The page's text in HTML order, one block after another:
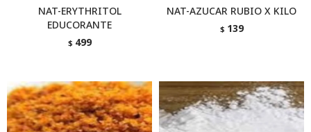
NAT-ERYTHRITOL
EDUCORANTE
$ 499
NAT-AZUCAR RUBIO X KILO
$ 139